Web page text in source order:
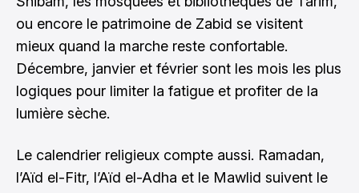
ou encore le patrimoine de Zabid se visitent
mieux quand la marche reste confortable.
Décembre, janvier et février sont les mois les plus
logiques pour limiter la fatigue et profiter de la
lumière sèche.
Le calendrier religieux compte aussi. Ramadan,
l’Aïd el-Fitr, l’Aïd el-Adha et le Mawlid suivent le